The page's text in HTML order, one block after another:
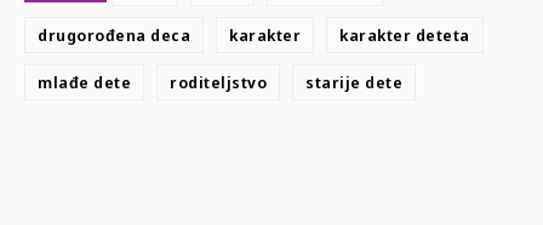
drugorođena deca karakter karakter deteta
mlađe dete roditeljstvo starije dete